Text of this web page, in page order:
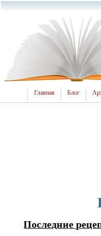
Главная Блог
Последние